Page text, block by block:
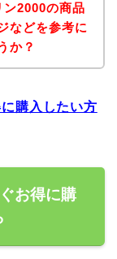
ン2000の商品
などを参考に
か？
購入したい方
お得に購